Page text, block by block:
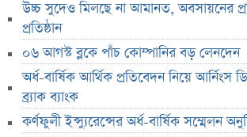
আস্থা থাকলেও বাজারে অস্থিরতা, তদারকি
০৬ আগস্ট লেনদেনের শীর্ষ ১০ শেয়ার
০৬ আগস্ট দর পতনের শীর্ষ ১০ শেয়ার
০৬ আগস্ট দর বৃদ্ধির শীর্ষ ১০ শেয়ার
দেশি ৫ মাছে মিলল মাইক্রোপ্লাস্টিক!
উচ্চ সুদেও মিলছে না আমানত, অবসায়নের
প্রতিষ্ঠান
০৬ আগস্ট ব্লকে পাঁচ কোম্পানির বড় লেনদেন
অর্ধ-বার্ষিক আর্থিক প্রতিবেদন নিয়ে আর্নিংস
ব্র্যাক ব্যাংক
কর্ণফুলী ইন্স্যুরেন্সের অর্ধ-বার্ষিক সম্মেলন